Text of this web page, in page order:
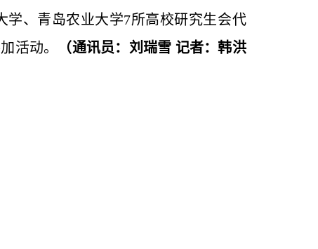
、青岛农业大学7所高校研究生会代
活动。
（通讯员：刘瑞雪 记者：韩洪